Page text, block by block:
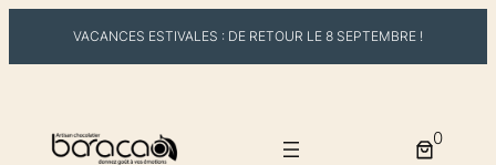
VACANCES ESTIVALES : DE RETOUR LE 8 SEPTEMBRE !
contenu
0